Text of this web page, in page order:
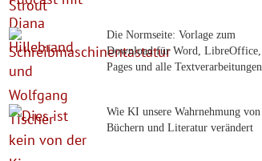
Die Normseite: Vorlage zum
Download für Word, LibreOffice,
Pages und alle Textverarbeitungen
Wie KI unsere Wahrnehmung von
Büchern und Literatur verändert